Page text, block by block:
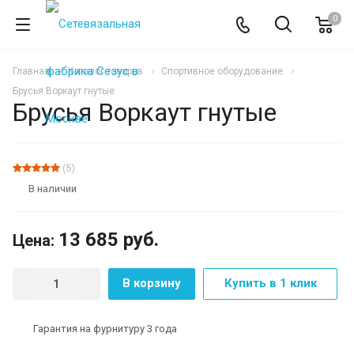
0
Главная Каталог товаров
Спортивное оборудование
Брусья Воркаут гнутые
Брусья Воркаут гнутые
(5)
В наличии
Цена: 13 685 руб.
В корзину Купить в 1 клик
Гарантия на фурнитуру 3 года